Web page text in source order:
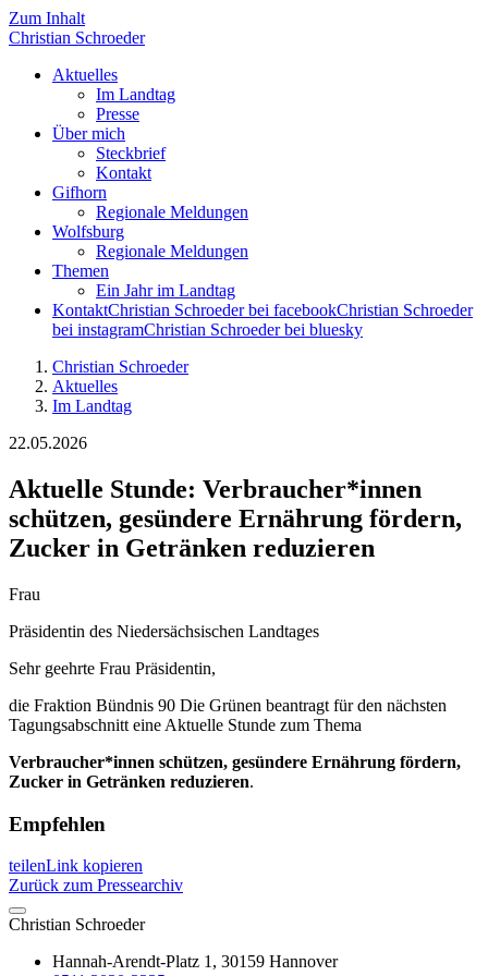
Zum Inhalt
Christian Schroeder
Aktuelles
Im Landtag
Presse
Über mich
Steckbrief
Kontakt
Gifhorn
Regionale Meldungen
Wolfsburg
Regionale Meldungen
Themen
Ein Jahr im Landtag
KontaktChristian Schroeder bei facebookChristian Schroeder
bei instagramChristian Schroeder bei bluesky
Christian Schroeder
Aktuelles
Im Landtag
22.05.2026
Aktuelle Stunde: Verbraucher*innen
schützen, gesündere Ernährung fördern,
Zucker in Getränken reduzieren
Frau
Präsidentin des Niedersächsischen Landtages
Sehr geehrte Frau Präsidentin,
die Fraktion Bündnis 90 Die Grünen beantragt für den nächsten
Tagungsabschnitt eine Aktuelle Stunde zum Thema
Verbraucher*innen schützen, gesündere Ernährung fördern,
Zucker in Getränken reduzieren.
Empfehlen
teilenLink kopieren
Zurück zum Pressearchiv
Christian Schroeder
Hannah-Arendt-Platz 1, 30159 Hannover